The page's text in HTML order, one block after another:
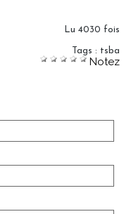
Lu 4030 fois
Tags : tsba
Notez